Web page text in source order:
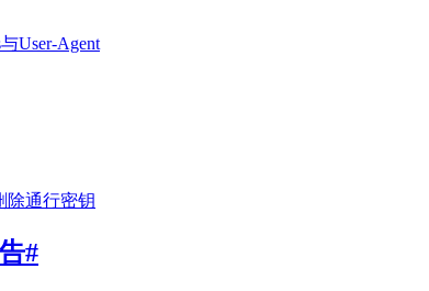
User-Agent
除通行密钥
#